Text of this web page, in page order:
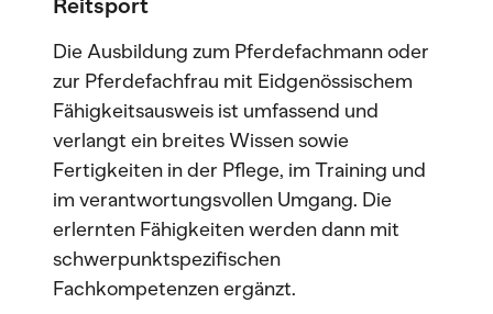
Reitsport
Die Ausbildung zum Pferdefachmann oder
zur Pferdefachfrau mit Eidgenössischem
Fähigkeitsausweis ist umfassend und
verlangt ein breites Wissen sowie
Fertigkeiten in der Pflege, im Training und
im verantwortungsvollen Umgang. Die
erlernten Fähigkeiten werden dann mit
schwerpunktspezifischen
Fachkompetenzen ergänzt.